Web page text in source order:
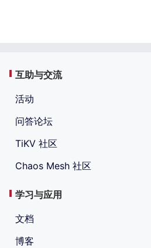
互助与交流
活动
问答论坛
TiKV 社区
Chaos Mesh 社区
学习与应用
文档
博客